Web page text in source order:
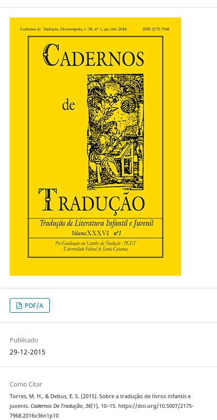
PDF/A
Publicado
29-12-2015
Como Citar
Torres, M. H., & Debus, E. S. (2015). Sobre a tradução de livros infantis e
juvenis. Cadernos De Tradução, 36(1), 10–15. https://doi.org/10.5007/2175-
7968.2016v36n1p10